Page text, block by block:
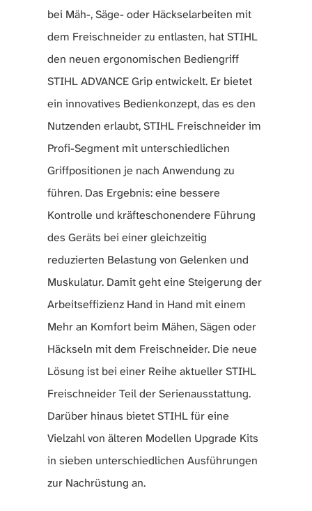
bei Mäh-, Säge- oder Häckselarbeiten mit
dem Freischneider zu entlasten, hat STIHL
den neuen ergonomischen Bediengriff
STIHL ADVANCE Grip entwickelt. Er bietet
ein innovatives Bedienkonzept, das es den
Nutzenden erlaubt, STIHL Freischneider im
Profi-Segment mit unterschiedlichen
Griffpositionen je nach Anwendung zu
führen. Das Ergebnis: eine bessere
Kontrolle und kräfteschonendere Führung
des Geräts bei einer gleichzeitig
reduzierten Belastung von Gelenken und
Muskulatur. Damit geht eine Steigerung der
Arbeitseffizienz Hand in Hand mit einem
Mehr an Komfort beim Mähen, Sägen oder
Häckseln mit dem Freischneider. Die neue
Lösung ist bei einer Reihe aktueller STIHL
Freischneider Teil der Serienausstattung.
Darüber hinaus bietet STIHL für eine
Vielzahl von älteren Modellen Upgrade Kits
in sieben unterschiedlichen Ausführungen
zur Nachrüstung an.